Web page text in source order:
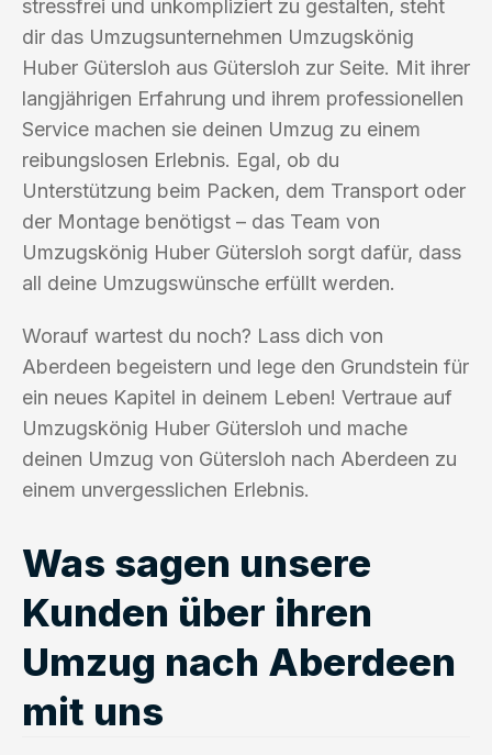
stressfrei und unkompliziert zu gestalten, steht
dir das Umzugsunternehmen Umzugskönig
Huber Gütersloh aus Gütersloh zur Seite. Mit ihrer
langjährigen Erfahrung und ihrem professionellen
Service machen sie deinen Umzug zu einem
reibungslosen Erlebnis. Egal, ob du
Unterstützung beim Packen, dem Transport oder
der Montage benötigst – das Team von
Umzugskönig Huber Gütersloh sorgt dafür, dass
all deine Umzugswünsche erfüllt werden.
Worauf wartest du noch? Lass dich von
Aberdeen begeistern und lege den Grundstein für
ein neues Kapitel in deinem Leben! Vertraue auf
Umzugskönig Huber Gütersloh und mache
deinen Umzug von Gütersloh nach Aberdeen zu
einem unvergesslichen Erlebnis.
Was sagen unsere
Kunden über ihren
Umzug nach Aberdeen
mit uns